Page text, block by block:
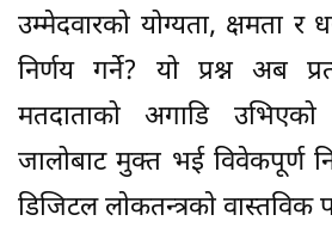
उम्मेदवारको योग्यता, क्षमता र
निर्णय गर्ने? यो प्रश्न अब
मतदाताको अगाडि उभिएको
जालोबाट मुक्त भई विवेकपूर्ण
डिजिटल लाेकतन्त्रकाे वास्तविक